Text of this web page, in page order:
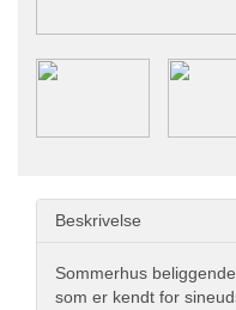
Beskrivelse
Sommerhus
som er kendt for